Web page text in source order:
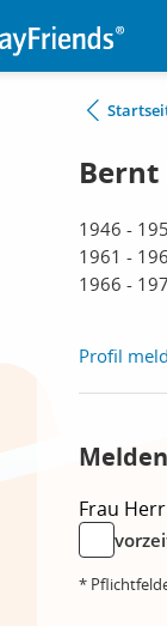
Bernt
1946 -
1961 -
1966 -
Profil
Frau Herr
*